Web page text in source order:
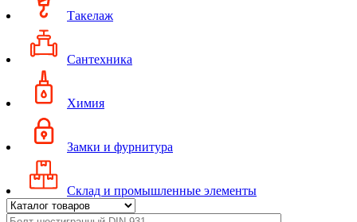
Такелаж
Сантехника
Химия
Замки и фурнитура
Склад и промышленные элементы